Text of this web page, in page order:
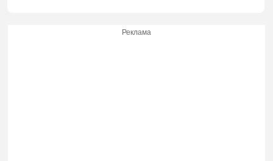
Реклама